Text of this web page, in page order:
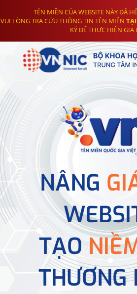
TÊN MIỀN CỦA WEBSITE NÀY ĐÃ
VUI LÒNG TRA CỨU THÔNG TIN TÊN MIỀN
KÝ ĐỂ THỰC HIỆN GIA
NÂNG
TẠO
THƯƠNG